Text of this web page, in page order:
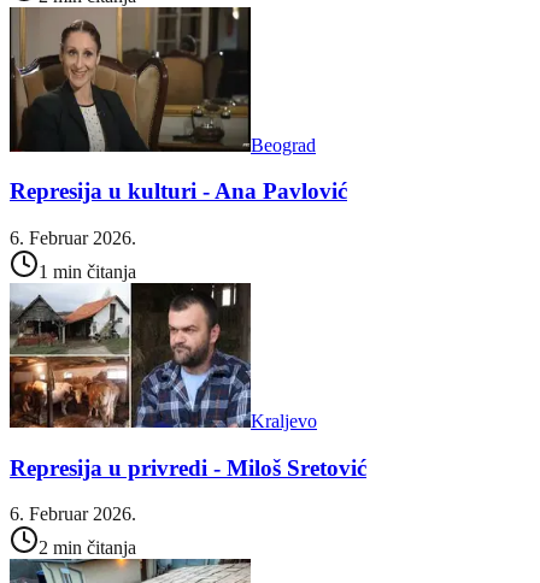
Beograd
Represija u kulturi - Ana Pavlović
6. Februar 2026.
1 min čitanja
Kraljevo
Represija u privredi - Miloš Sretović
6. Februar 2026.
2 min čitanja